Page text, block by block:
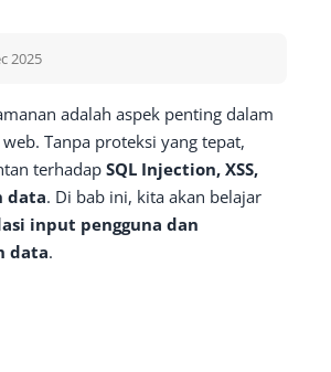
2025
adalah aspek penting dalam
Tanpa proteksi yang tepat,
terhadap SQL Injection, XSS,
data. Di bab ini, kita akan belajar
input pengguna dan
data.